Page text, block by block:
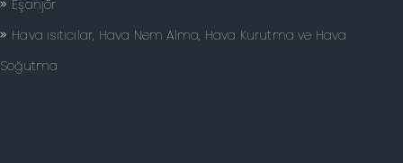
Eşanjör
Hava ısıtıcılar, Hava Nem Alma, Hava Kurutma ve Hava
Soğutma